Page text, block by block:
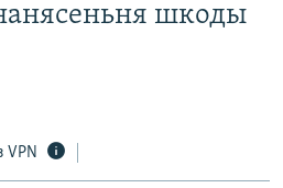
нанясеньня шкоды
VPN